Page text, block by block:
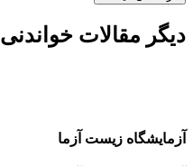
دیگر مقالات خواندنی
آزمایشگاه زیست آزما